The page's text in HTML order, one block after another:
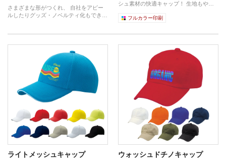
さまざまな形がつくれ、 自社をアピー
ルしたりグッズ・ノベルティ化もできる
シュ素材の快適キャップ！ 生地もやわ
フルカラー印刷
ライトメッシュキャップ ウォッシュドチノキャップ